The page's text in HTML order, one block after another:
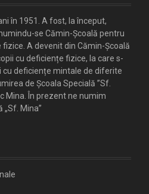
în 1951. A fost, la început,
se Cămin-Școală pentru
A devenit din Cămin-Școală
cu deficiențe fizice, la care s-
cu deficiențe mintale de diferite
de Școala Specială ”Sf.
Mina. În prezent ne numim
„Sf. Mina”